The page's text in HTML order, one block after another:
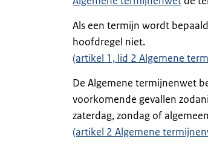
Als een termijn wordt
hoofdregel niet.
(artikel 1, lid 2 Algemene
De Algemene termijnenwet
voorkomende gevallen
zaterdag, zondag of
(artikel 2 Algemene